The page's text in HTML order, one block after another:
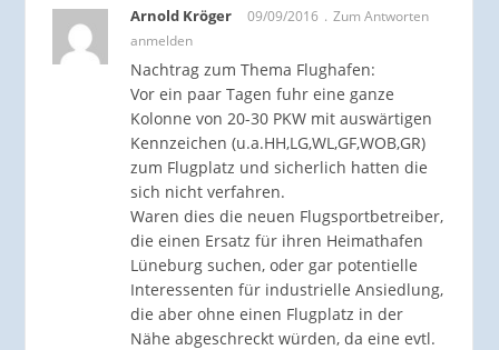
Arnold Kröger 09/09/2016
Zum Antworten
anmelden
Nachtrag zum Thema Flughafen:
Vor ein paar Tagen fuhr eine ganze
Kolonne von 20-30 PKW mit auswärtigen
Kennzeichen (u.a.HH,LG,WL,GF,WOB,GR)
zum Flugplatz und sicherlich hatten die
sich nicht verfahren.
Waren dies die neuen Flugsportbetreiber,
die einen Ersatz für ihren Heimathafen
Lüneburg suchen, oder gar potentielle
Interessenten für industrielle Ansiedlung,
die aber ohne einen Flugplatz in der
Nähe abgeschreckt würden, da eine evtl.